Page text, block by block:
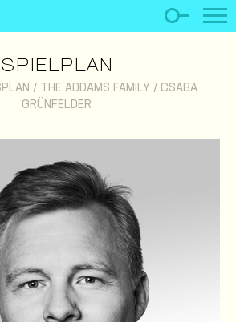
SPIELPLAN
/ THE ADDAMS FAMILY / CSABA
GRÜNFELDER